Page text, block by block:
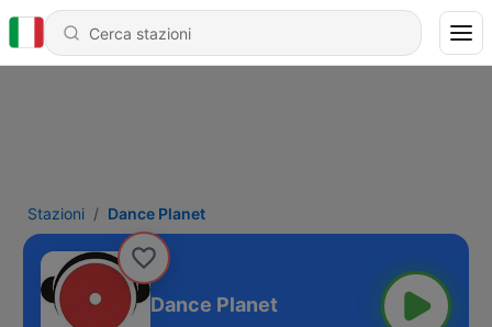
Stazioni Dance Planet
Dance Planet